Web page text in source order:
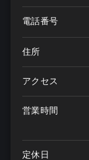
電話番号
住所
アクセス
営業時間
定休日